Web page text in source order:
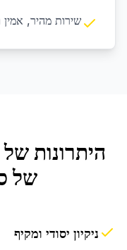
שירות מהיר, אמין
היתרונות
של
ניקיון יסודי ומקיף